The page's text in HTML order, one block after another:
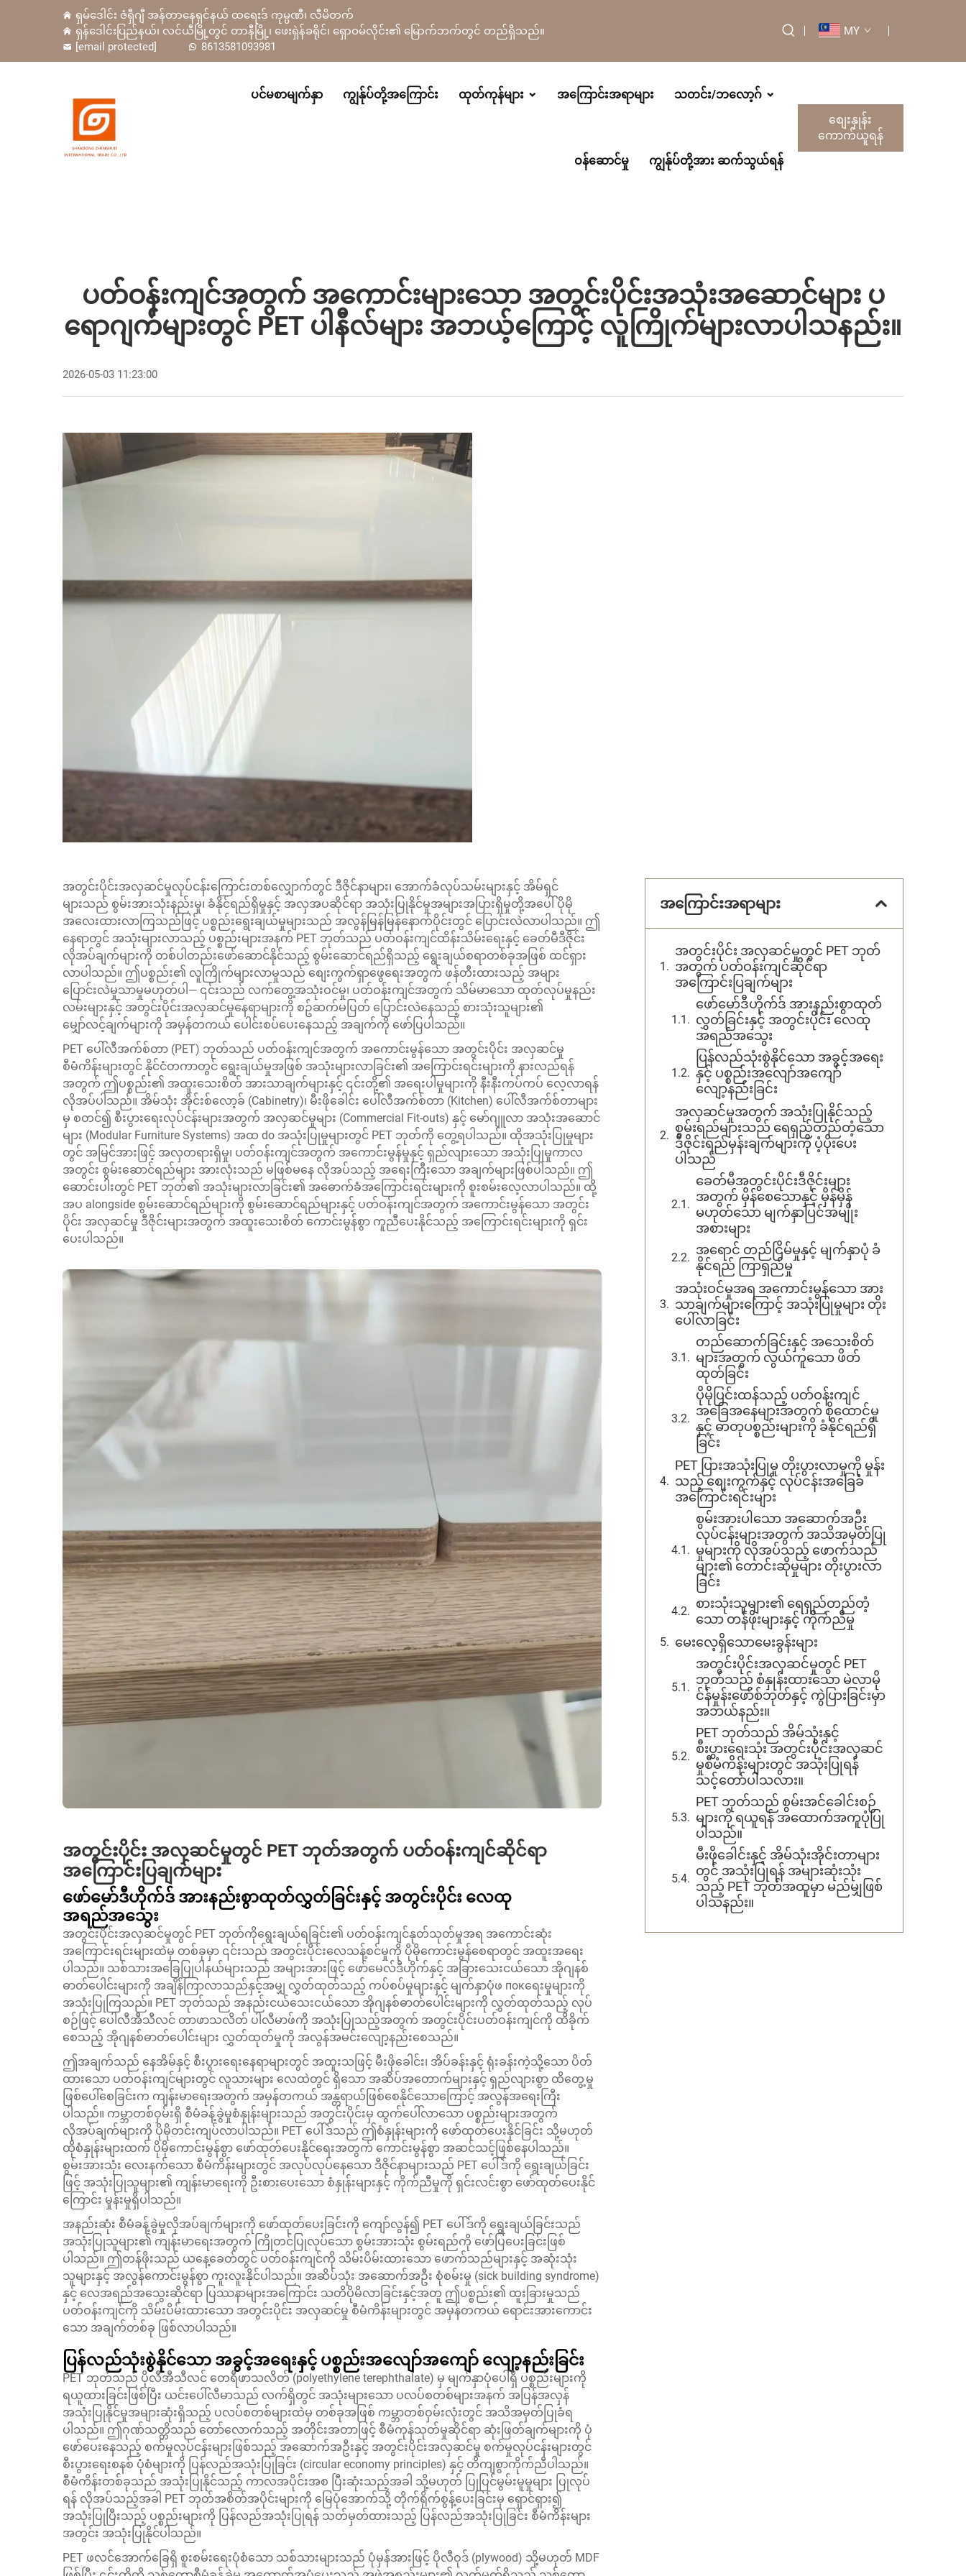
ရှမ်ဒေါင်း ဇံရှီဂျီ အန်တာနေရှင်နယ် ထရေးဒ် ကုမ္ပဏီ၊ လီမိတက်
ရှန်ဒေါင်းပြည်နယ်၊ လင်ယီမြို့တွင် တာနီမြို့၊ ဖေးရှဲန်ခရိုင်၊ ရှောဝမ်လိုင်း၏ မြောက်ဘက်တွင် တည်ရှိသည်။
[email protected]
8613581093981
MY
ပင်မစာမျက်နှာ ကျွန်ုပ်တို့အကြောင်း ထုတ်ကုန်များ အကြောင်းအရာများ သတင်း/ဘလော့ဂ်
ဝန်ဆောင်မှု ကျွန်ုပ်တို့အား ဆက်သွယ်ရန်
စျေးနှုန်း
ကောက်ယူရန်
ပတ်ဝန်းကျင်အတွက် အကောင်းများသော အတွင်းပိုင်းအသုံးအဆောင်များ ပ
ရောဂျက်များတွင် PET ပါနီလ်များ အဘယ့်ကြောင့် လူကြိုက်များလာပါသနည်း။
2026-05-03 11:23:00
အတွင်းပိုင်းအလှဆင်မှုလုပ်ငန်းကြောင်းတစ်လျှောက်တွင် ဒီဇိုင်နာများ၊ အောက်ခံလုပ်သမ်းများနှင့် အိမ်ရှင်
များသည် စွမ်းအားသုံးနည်းမှု၊ ခံနိုင်ရည်ရှိမှုနှင့် အလှအပဆိုင်ရာ အသုံးပြုနိုင်မှုအများအပြားရှိမှုတို့အပေါ် ပိုမို
အလေးထားလာကြသည်ဖြင့် ပစ္စည်းရွေးချယ်မှုများသည် အလွန်မြန်မြန်နောက်ပိုင်းတွင် ပြောင်းလဲလာပါသည်။ ဤ
နေရာတွင် အသုံးများလာသည့် ပစ္စည်းများအနက် PET ဘုတ်သည် ပတ်ဝန်းကျင်ထိန်းသိမ်းရေးနှင့် ခေတ်မီဒီဇိုင်း
လိုအပ်ချက်များကို တစ်ပါတည်းဖော်ဆောင်နိုင်သည့် စွမ်းဆောင်ရည်ရှိသည့် ရွေးချယ်စရာတစ်ခုအဖြစ် ထင်ရှား
လာပါသည်။ ဤပစ္စည်း၏ လူကြိုက်များလာမှုသည် စျေးကွက်ရှာဖွေရေးအတွက် ဖန်တီးထားသည့် အများ
ပြောင်းလဲမှုသာမှုမဟုတ်ပါ— ၎င်းသည် လက်တွေ့အသုံးဝင်မှု၊ ပတ်ဝန်းကျင်အတွက် သိမ်မာသော ထုတ်လုပ်မှုနည်း
လမ်းများနှင့် အတွင်းပိုင်းအလှဆင်မှုနေရာများကို စဥ်ဆက်မပြတ် ပြောင်းလဲနေသည့် စားသုံးသူများ၏
မျှော်လင့်ချက်များကို အမှန်တကယ် ပေါင်းစပ်ပေးနေသည့် အချက်ကို ဖော်ပြပါသည်။
PET ပေါ်လီအက်စ်တာ (PET) ဘုတ်သည် ပတ်ဝန်းကျင်အတွက် အကောင်းမွန်သော အတွင်းပိုင်း အလှဆင်မှု
စီမံကိန်းများတွင် နိုင်ငံတကာတွင် ရွေးချယ်မှုအဖြစ် အသုံးများလာခြင်း၏ အကြောင်းရင်းများကို နားလည်ရန်
အတွက် ဤပစ္စည်း၏ အထူးသေးစိတ် အားသာချက်များနှင့် ၎င်းတို့၏ အရေးပါမှုများကို နီးနီးကပ်ကပ် လေ့လာရန်
လိုအပ်ပါသည်။ အိမ်သုံး အိုင်းစ်လော့ခ် (Cabinetry)၊ မီးဖိုခေါင်း ပေါ်လီအက်စ်တာ (Kitchen) ပေါ်လီအက်စ်တာများ
မှ စတင်၍ စီးပွားရေးလုပ်ငန်းများအတွက် အလှဆင်မှုများ (Commercial Fit-outs) နှင့် မော်ဂျူလာ အသုံးအဆောင်
များ (Modular Furniture Systems) အထ do အသုံးပြုမှုများတွင် PET ဘုတ်ကို တွေ့ရပါသည်။ ထိုအသုံးပြုမှုများ
တွင် အမြင်အားဖြင့် အလှတရားရှိမှု၊ ပတ်ဝန်းကျင်အတွက် အကောင်းမွန်မှုနှင့် ရှည်လျားသော အသုံးပြုမှုကာလ
အတွင်း စွမ်းဆောင်ရည်များ အားလုံးသည် မဖြစ်မနေ လိုအပ်သည့် အရေးကြီးသော အချက်များဖြစ်ပါသည်။ ဤ
ဆောင်းပါးတွင် PET ဘုတ်၏ အသုံးများလာခြင်း၏ အဓောက်ခံအကြောင်းရင်းများကို စူးစမ်းလေ့လာပါသည်။ ထို့
အပ alongside စွမ်းဆောင်ရည်များကို စွမ်းဆောင်ရည်များနှင့် ပတ်ဝန်းကျင်အတွက် အကောင်းမွန်သော အတွင်း
ပိုင်း အလှဆင်မှု ဒီဇိုင်းများအတွက် အထူးသေးစိတ် ကောင်းမွန်စွာ ကူညီပေးနိုင်သည့် အကြောင်းရင်းများကို ရှင်း
ပေးပါသည်။
အတွင်းပိုင်း အလှဆင်မှုတွင် PET ဘုတ်အတွက် ပတ်ဝန်းကျင်ဆိုင်ရာ
အကြောင်းပြချက်များ
ဖော်မော်ဒီဟိုက်ဒ် အားနည်းစွာထုတ်လွှတ်ခြင်းနှင့် အတွင်းပိုင်း လေထု
အရည်အသွေး
အတွင်းပိုင်းအလှဆင်မှုတွင် PET ဘုတ်ကိုရွေးချယ်ရခြင်း၏ ပတ်ဝန်းကျင်နုတ်သုတ်မှုအရ အကောင်းဆုံး
အကြောင်းရင်းများထဲမှ တစ်ခုမှာ ၎င်းသည် အတွင်းပိုင်းလေသန့်စင်မှုကို ပိုမိုကောင်းမွန်စေရာတွင် အထူးအရေး
ပါသည်။ သစ်သားအခြေပြုပါနယ်များသည် အများအားဖြင့် ဖော်မေလ်ဒီဟိုက်နှင့် အခြားသေးငယ်သော အိုဂျနစ်
ဓာတ်ပေါင်းများကို အချိန်ကြာလာသည်နှင့်အမျှ လွှတ်ထုတ်သည့် ကပ်စပ်မှုများနှင့် မျက်နှာပုံဖ покရေးမှုများကို
အသုံးပြုကြသည်။ PET ဘုတ်သည် အနည်းငယ်သေးငယ်သော အိုဂျနစ်ဓာတ်ပေါင်းများကို လွှတ်ထုတ်သည့် လုပ်
စဉ်ဖြင့် ပေါလီအီသီလင် တာဖာသလိတ် ပါလီမာဖ်ကို အသုံးပြုသည့်အတွက် အတွင်းပိုင်းပတ်ဝန်းကျင်ကို ထိခိုက်
စေသည့် အိုဂျနစ်ဓာတ်ပေါင်းများ လွှတ်ထုတ်မှုကို အလွန်အမင်းလျော့နည်းစေသည်။
ဤအချက်သည် နေအိမ်နှင့် စီးပွားရေးနေရာများတွင် အထူးသဖြင့် မီးဖိုခေါင်း၊ အိပ်ခန်းနှင့် ရုံးခန်းကဲ့သို့သော ပိတ်
ထားသော ပတ်ဝန်းကျင်များတွင် လူသားများ လေထဲတွင် ရှိသော အဆိပ်အတောက်များနှင့် ရှည်လျားစွာ ထိတွေ့မှု
ဖြစ်ပေါ်စေခြင်းက ကျန်းမာရေးအတွက် အမှန်တကယ် အန္တရာယ်ဖြစ်စေနိုင်သောကြောင့် အလွန်အရေးကြီး
ပါသည်။ ကမ္ဘာတစ်ဝှမ်းရှိ စီမံခန့်ခွဲမှုစံနှုန်းများသည် အတွင်းပိုင်းမှ ထွက်ပေါ်လာသော ပစ္စည်းများအတွက်
လိုအပ်ချက်များကို ပိုမိုတင်းကျပ်လာပါသည်။ PET ပေါ်ဒ်သည် ဤစံနှုန်းများကို ဖော်ထုတ်ပေးနိုင်ခြင်း သို့မဟုတ်
ထိုစံနှုန်းများထက် ပိုမိုကောင်းမွန်စွာ ဖော်ထုတ်ပေးနိုင်ရေးအတွက် ကောင်းမွန်စွာ အဆင်သင့်ဖြစ်နေပါသည်။
စွမ်းအားသုံး လေးနက်သော စီမံကိန်းများတွင် အလုပ်လုပ်နေသော ဒီဇိုင်နာများသည် PET ပေါ်ဒ်ကို ရွေးချယ်ခြင်း
ဖြင့် အသုံးပြုသူများ၏ ကျန်းမာရေးကို ဦးစားပေးသော စံနှုန်းများနှင့် ကိုက်ညီမှုကို ရှင်းလင်းစွာ ဖော်ထုတ်ပေးနိုင်
ကြောင်း မှုန်းမှုရှိပါသည်။
အနည်းဆုံး စီမံခန့်ခွဲမှုလိုအပ်ချက်များကို ဖော်ထုတ်ပေးခြင်းကို ကျော်လွန်၍ PET ပေါ်ဒ်ကို ရွေးချယ်ခြင်းသည်
အသုံးပြုသူများ၏ ကျန်းမာရေးအတွက် ကြိုတင်ပြုလုပ်သော စွမ်းအားသုံး စွမ်းရည်ကို ဖော်ပြပေးခြင်းဖြစ်
ပါသည်။ ဤတန်ဖိုးသည် ယနေ့ခေတ်တွင် ပတ်ဝန်းကျင်ကို သိမ်းပိမ်းထားသော ဖောက်သည်များနှင့် အဆုံးသုံး
သူများနှင့် အလွန်ကောင်းမွန်စွာ ကူးလူးနိုင်ပါသည်။ အဆိပ်သုံး အဆောက်အဦး စုံစမ်းမှု (sick building syndrome)
နှင့် လေအရည်အသွေးဆိုင်ရာ ပြဿနာများအကြောင်း သတိပိုမိလာခြင်းနှင့်အတူ ဤပစ္စည်း၏ ထူးခြားမှုသည်
ပတ်ဝန်းကျင်ကို သိမ်းပိမ်းထားသော အတွင်းပိုင်း အလှဆင်မှု စီမံကိန်းများတွင် အမှန်တကယ် ရောင်းအားကောင်း
သော အချက်တစ်ခု ဖြစ်လာပါသည်။
ပြန်လည်သုံးစွဲနိုင်သော အခွင့်အရေးနှင့် ပစ္စည်းအလျော်အကျော် လျော့နည်းခြင်း
PET ဘုတ်သည် ပိုလီအီသီလင် တေရီဖာသလိတ် (polyethylene terephthalate) မှ မျက်နှာပုံပေါ်ရှိ ပစ္စည်းများကို
ရယူထားခြင်းဖြစ်ပြီး ယင်းပေါ်လီမာသည် လက်ရှိတွင် အသုံးများသော ပလပ်စတစ်များအနက် အပြန်အလှန်
အသုံးပြုနိုင်မှုအများဆုံးရှိသည့် ပလပ်စတစ်များထဲမှ တစ်ခုအဖြစ် ကမ္ဘာတစ်ဝှမ်းလုံးတွင် အသိအမှတ်ပြုခံရ
ပါသည်။ ဤဂုဏ်သတ္တိသည် တော်လောက်သည့် အတိုင်းအတာဖြင့် စီမံကုန်သုတ်မှုဆိုင်ရာ ဆုံးဖြတ်ချက်များကို ပုံ
ဖော်ပေးနေသည့် စက်မှုလုပ်ငန်းများဖြစ်သည့် အဆောက်အဦးနှင့် အတွင်းပိုင်းအလှဆင်မှု စက်မှုလုပ်ငန်းများတွင်
စီးပွားရေးစနစ် ပုံစံများကို ပြန်လည်အသုံးပြုခြင်း (circular economy principles) နှင့် တိကျစွာကိုက်ညီပါသည်။
စီမံကိန်းတစ်ခုသည် အသုံးပြုနိုင်သည့် ကာလအပိုင်းအစ ပြီးဆုံးသည့်အခါ သို့မဟုတ် ပြုပြင်မွမ်းမူမှုများ ပြုလုပ်
ရန် လိုအပ်သည့်အခါ PET ဘုတ်အစိတ်အပိုင်းများကို မြေပုံအောက်သို့ တိုက်ရိုက်စွန့်ပေးခြင်းမှ ရှောင်ရှား၍
အသုံးပြုပြီးသည့် ပစ္စည်းများကို ပြန်လည်အသုံးပြုရန် သတ်မှတ်ထားသည့် ပြန်လည်အသုံးပြုခြင်း စီမံကိန်းများ
အတွင်း အသုံးပြုနိုင်ပါသည်။
PET ဖလင်အောက်ခြေရှိ စူးစမ်းရေးပုံစံသော သစ်သားများသည် ပုံမှန်အားဖြင့် ပိုလီဝုဒ် (plywood) သို့မဟုတ် MDF
အကြောင်းအရာများ
အတွင်းပိုင်း အလှဆင်မှုတွင် PET ဘုတ်
အတွက် ပတ်ဝန်းကျင်ဆိုင်ရာ
အကြောင်းပြချက်များ
ဖော်မော်ဒီဟိုက်ဒ် အားနည်းစွာထုတ်
လွှတ်ခြင်းနှင့် အတွင်းပိုင်း လေထု
အရည်အသွေး
ပြန်လည်သုံးစွဲနိုင်သော အခွင့်အရေး
နှင့် ပစ္စည်းအလျော်အကျော်
လျော့နည်းခြင်း
အလှဆင်မှုအတွက် အသုံးပြုနိုင်သည့်
စွမ်းရည်များသည် ရေရှည်တည်တံ့သော
ဒီဇိုင်းရည်မှန်းချက်များကို ပံ့ပိုးပေး
ပါသည်
ခေတ်မီအတွင်းပိုင်းဒီဇိုင်းများ
အတွက် မှိန်စေသောနှင့် မှိန်မှိန်
မဟုတ်သော မျက်နှာပြင်အမျိုး
အစားများ
အရောင် တည်ငြိမ်မှုနှင့် မျက်နှာပုံ ခံ
နိုင်ရည် ကြာရှည်မှု
အသုံးဝင်မှုအရ အကောင်းမွန်သော အား
သာချက်များကြောင့် အသုံးပြုမှုများ တိုး
ပေါ်လာခြင်း
တည်ဆောက်ခြင်းနှင့် အသေးစိတ်
များအတွက် လွယ်ကူသော ဖိတ်
ထုတ်ခြင်း
ပိုမိုပြင်းထန်သည့် ပတ်ဝန်းကျင်
အခြေအနေများအတွက် စိုထောင်မှု
နှင့် ဓာတုပစ္စည်းများကို ခံနိုင်ရည်ရှိ
ခြင်း
PET ပြားအသုံးပြုမှု တိုးပွားလာမှုကို မှုန်း
သည့် စျေးကွက်နှင့် လုပ်ငန်းအခြေခံ
အကြောင်းရင်းများ
စွမ်းအားပါသော အဆောက်အဦး
လုပ်ငန်းများအတွက် အသိအမှတ်ပြု
မှုများကို လိုအပ်သည့် ဖောက်သည်
များ၏ တောင်းဆိုမှုများ တိုးပွားလာ
ခြင်း
စားသုံးသူများ၏ ရေရှည်တည်တံ့
သော တန်ဖိုးများနှင့် ကိုက်ညီမှု
မေးလေ့ရှိသောမေးခွန်းများ
အတွင်းပိုင်းအလှဆင်မှုတွင် PET
ဘုတ်သည် စံနှုန်းထားသော မဲလာမို
င်န်မှုန်းဖော်စ်ဘုတ်နှင့် ကွဲပြားခြင်းမှာ
အဘယ်နည်း။
PET ဘုတ်သည် အိမ်သုံးနှင့်
စီးပွားရေးသုံး အတွင်းပိုင်းအလှဆင်
မှုစီမံကိန်းများတွင် အသုံးပြုရန်
သင့်တော်ပါသလား။
PET ဘုတ်သည် စွမ်းအင်ခေါင်းစဉ်
များကို ရယူရန် အထောက်အကူပုံပြု
ပါသည်။
မီးဖိုခေါင်းနှင့် အိမ်သုံးအိုင်းတာများ
တွင် အသုံးပြုရန် အများဆုံးသုံး
သည့် PET ဘုတ်အထူမှာ မည်မျှဖြစ်
ပါသနည်း။